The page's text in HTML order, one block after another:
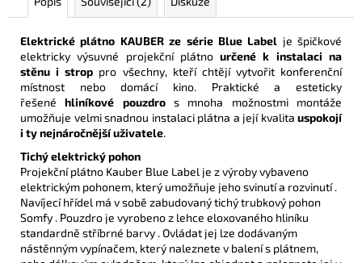
Elektrické plátno KAUBER ze série Blue Label je špičkové
elektricky výsuvné projekční plátno určené k instalaci na
stěnu i strop pro všechny, kteří chtějí vytvořit konferenční
místnost nebo domácí kino. Praktické a esteticky
řešené
hliníkové pouzdro
s mnoha možnostmi montáže
umožňuje velmi snadnou instalaci plátna a její kvalita uspokojí
i ty nejnáročnější uživatele.
Tichý elektrický pohon
Projekční plátno Kauber Blue Label je z výroby vybaveno
elektrickým pohonem, který umožňuje jeho svinutí a rozvinutí .
Navíjecí hřídel má v sobě zabudovaný tichý trubkový pohon
Somfy . Pouzdro je vyrobeno z lehce eloxovaného hliníku
standardně stříbrné barvy . Ovládat jej lze dodávaným
nástěnným vypínačem, který naleznete v balení s plátnem,